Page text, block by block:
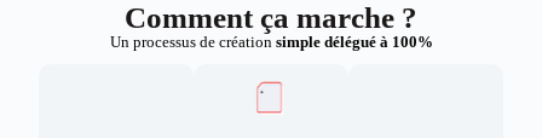
Comment ça marche ?
Un processus de création simple délégué à 100%